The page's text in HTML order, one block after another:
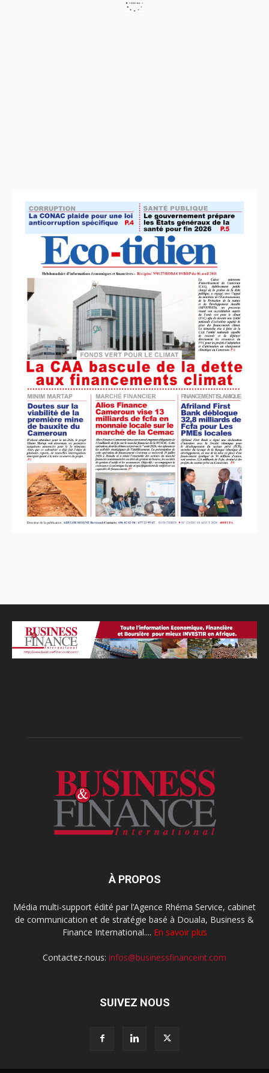
À PROPOS
Média multi-support édité par l’Agence Rhéma Service, cabinet
de communication et de stratégie basé à Douala, Business &
Finance International.... En savoir plus
Contactez-nous: infos@businessfinanceint.com
SUIVEZ NOUS